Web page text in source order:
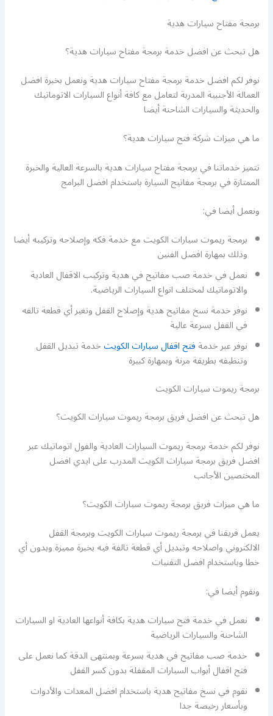
برمجة مفتاح سيارات هدية
هل تبحث عن افضل خدمة برمجة مفتاح سيارات هدية؟
نوفر لكم افضل خدمة برمجة مفتاح سيارات هدية ونعمل بخبرة افضل
العمالة الأجنبية المدربة لتعامل مع كافة أنواع السيارات الاتوماتيك
والحديثة والسيارات الشاحنة أيضا
ما هي ميزات شركة فتح سيارات هدية؟
تتميز خدماتنا في برمجة مفتاح سيارات هدية بالسرعة العالية والخبرة
الممتازة في برمجة مفاتيح السيارة باستخدام افضل البرامج
ونعمل أيضا في:
برمجة ريموت سيارات الكويت مع خدمة فكه وإصلاحه وتركيبه أيضا
وذلك بمهارة افضل الفنين
نعمل في خدمة صب مفاتيح في هدية وتركيب الاقفال العادية
والاتوماتيك لمختلف انواع السيارات الرياضية.
نوفر خدمة نسخ مفاتيح هدية وإصلاح القفل وتغير أي قطعة تالفه
في القفل بسرعة عالية
نوفر عبر خدمةفتح اقفال سيارات الكويتخدمة تبديل القفل
وتنظيفه بطريقة مرنة وبمهارة كبيرة
برمجة ريموت سيارات الكويت
هل تبحث عن افضل فريق برمجة ريموت سيارات الكويت؟
نوفر لكم خدمة برمجة ريموت السيارات العادية والفول اتوماتيك عبر
افضل فريق برمجة سيارات الكويت المدرب على ايدي افضل
المختصين الأجانب
ما هي ميزات فريق برمجة ريموت سيارات الكويت؟
يعمل فريقنا في برمجة ريموت سيارات الكويت وبرمجة القفل
الالكتروني واصلاحه وتبديل أي قطعة تالفة فيه بخبرة مميزة وبدون أي
خطا وباستخدام افضل التقنيات
ونقوم أيضا في:
نعمل في خدمة فتح سيارات هدية بكافة أنواعها العادية او السيارات
الشاحنة والسيارات الرياضية
خدمة صب مفاتيح في هدية بسرعة وبمنتهى الدقة كما نعمل على
فتح اقفال أبواب السيارات المقفلة بدون كسر القفل
نقوم في نسخ مفاتيح هدية باستخدام افضل المعدات والأدوات
وبأسعار رخيصة جدا